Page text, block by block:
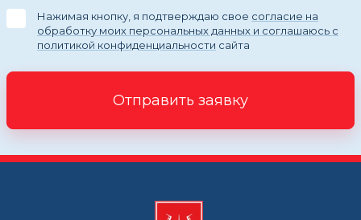
Нажимая кнопку, я подтверждаю свое согласие на
обработку моих персональных данных и соглашаюсь с
политикой конфиденциальности сайта
Отправить заявку